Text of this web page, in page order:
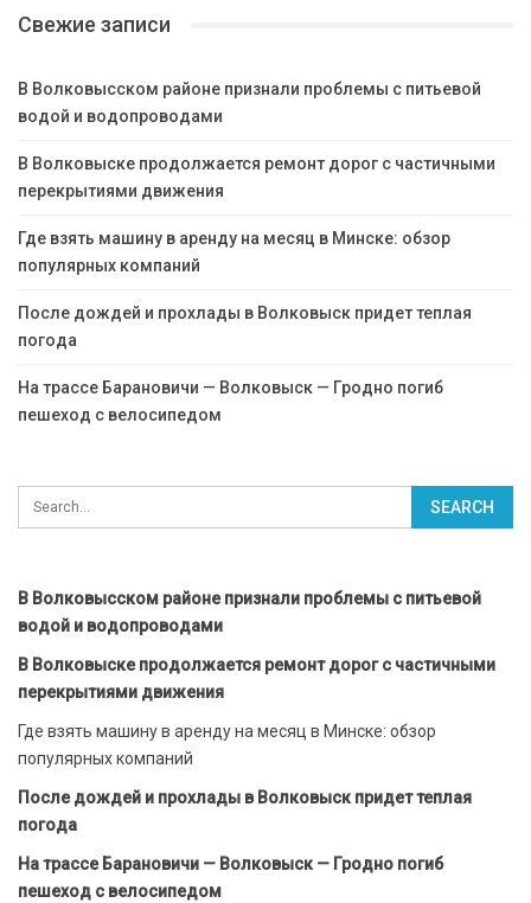
Свежие записи
В Волковысском районе признали проблемы с питьевой
водой и водопроводами
В Волковыске продолжается ремонт дорог с частичными
перекрытиями движения
Где взять машину в аренду на месяц в Минске: обзор
популярных компаний
После дождей и прохлады в Волковыск придет теплая
погода
На трассе Барановичи — Волковыск — Гродно погиб
пешеход с велосипедом
В Волковысском районе признали проблемы с питьевой
водой и водопроводами
В Волковыске продолжается ремонт дорог с частичными
перекрытиями движения
Где взять машину в аренду на месяц в Минске: обзор
популярных компаний
После дождей и прохлады в Волковыск придет теплая
погода
На трассе Барановичи — Волковыск — Гродно погиб
пешеход с велосипедом